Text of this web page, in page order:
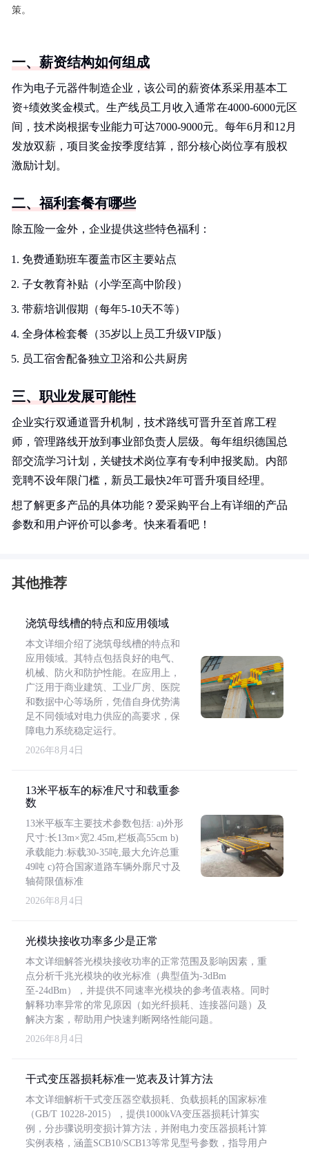
策。
一、薪资结构如何组成
作为电子元器件制造企业，该公司的薪资体系采用基本工
资+绩效奖金模式。生产线员工月收入通常在4000-6000元区
间，技术岗根据专业能力可达7000-9000元。每年6月和12月
发放双薪，项目奖金按季度结算，部分核心岗位享有股权
激励计划。
二、福利套餐有哪些
除五险一金外，企业提供这些特色福利：
免费通勤班车覆盖市区主要站点
子女教育补贴（小学至高中阶段）
带薪培训假期（每年5-10天不等）
全身体检套餐（35岁以上员工升级VIP版）
员工宿舍配备独立卫浴和公共厨房
三、职业发展可能性
企业实行双通道晋升机制，技术路线可晋升至首席工程
师，管理路线开放到事业部负责人层级。每年组织德国总
部交流学习计划，关键技术岗位享有专利申报奖励。内部
竞聘不设年限门槛，新员工最快2年可晋升项目经理。
想了解更多产品的具体功能？爱采购平台上有详细的产品
参数和用户评价可以参考。快来看看吧！
其他推荐
浇筑母线槽的特点和应用领域
本文详细介绍了浇筑母线槽的特点和
应用领域。其特点包括良好的电气、
机械、防火和防护性能。在应用上，
广泛用于商业建筑、工业厂房、医院
和数据中心等场所，凭借自身优势满
足不同领域对电力供应的高要求，保
障电力系统稳定运行。
2026年8月4日
13米平板车的标准尺寸和载重参
数
13米平板车主要技术参数包括: a)外形
尺寸:长13m×宽2.45m,栏板高55cm b)
承载能力:标载30-35吨,最大允许总重
49吨 c)符合国家道路车辆外廓尺寸及
轴荷限值标准
2026年8月4日
光模块接收功率多少是正常
本文详细解答光模块接收功率的正常范围及影响因素，重
点分析千兆光模块的收光标准（典型值为-3dBm
至-24dBm），并提供不同速率光模块的参考值表格。同时
解释功率异常的常见原因（如光纤损耗、连接器问题）及
解决方案，帮助用户快速判断网络性能问题。
2026年8月4日
干式变压器损耗标准一览表及计算方法
本文详细解析干式变压器空载损耗、负载损耗的国家标准
（GB/T 10228-2015），提供1000kVA变压器损耗计算实
例，分步骤说明变损计算方法，并附电力变压器损耗计算
实例表格，涵盖SCB10/SCB13等常见型号参数，指导用户